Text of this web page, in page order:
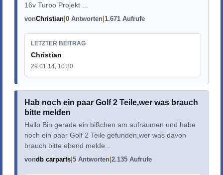
16v Turbo Projekt ...
vonChristian 0 Antworten 1.671 Aufrufe
LETZTER BEITRAG
Christian
29.01.14, 10:30
Hab noch ein paar Golf 2 Teile,wer was brauch
bitte melden
Hallo Bin gerade ein bißchen am aufräumen und habe
noch ein paar Golf 2 Teile gefunden,wer was davon
brauch bitte ebend melde...
vondb carparts 5 Antworten 2.135 Aufrufe